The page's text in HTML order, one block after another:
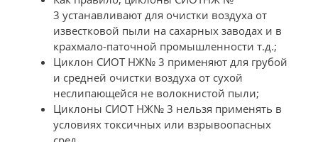
3 устанавливают для очистки воздуха от
известковой пыли на сахарных заводах и в
крахмало-паточной промышленности т.д.;
Циклон СИОТ НЖ№ 3 применяют для грубой
и средней очистки воздуха от сухой
неслипающейся не волокнистой пыли;
Циклоны СИОТ НЖ№ 3 нельзя применять в
условиях токсичных или взрывоопасных